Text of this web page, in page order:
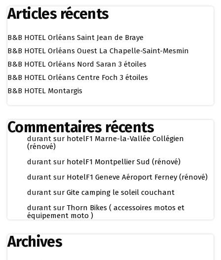
Articles récents
B&B HOTEL Orléans Saint Jean de Braye
B&B HOTEL Orléans Ouest La Chapelle-Saint-Mesmin
B&B HOTEL Orléans Nord Saran 3 étoiles
B&B HOTEL Orléans Centre Foch 3 étoiles
B&B HOTEL Montargis
Commentaires récents
durant sur hotelF1 Marne-la-Vallée Collégien
(rénové)
durant sur hotelF1 Montpellier Sud (rénové)
durant sur HotelF1 Geneve Aéroport Ferney (rénové)
durant sur Gite camping le soleil couchant
durant sur Thorn Bikes ( accessoires motos et
équipement moto )
Archives